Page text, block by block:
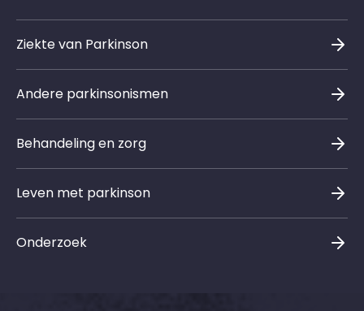
Ziekte van Parkinson
Andere parkinsonismen
Behandeling en zorg
Leven met parkinson
Onderzoek